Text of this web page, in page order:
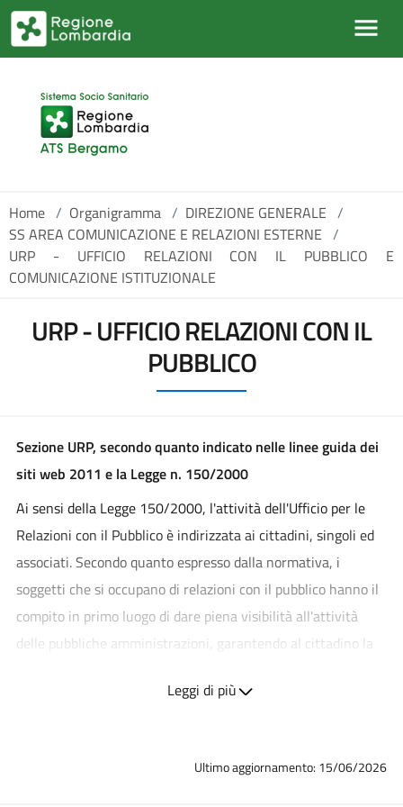
Salta al contenuto principale
Home / Organigramma / DIREZIONE GENERALE /
SS AREA COMUNICAZIONE E RELAZIONI ESTERNE /
URP - UFFICIO RELAZIONI CON IL PUBBLICO E
COMUNICAZIONE ISTITUZIONALE
URP - UFFICIO RELAZIONI CON IL
PUBBLICO
Sezione URP, secondo quanto indicato nelle linee guida dei
siti web 2011 e la Legge n. 150/2000
Ai sensi della Legge 150/2000, l'attività dell'Ufficio per le
Relazioni con il Pubblico è indirizzata ai cittadini, singoli ed
associati. Secondo quanto espresso dalla normativa, i
soggetti che si occupano di relazioni con il pubblico hanno il
compito in primo luogo di dare piena visibilità all'attività
delle pubbliche amministrazioni, garantendo al cittadino la
anche attraverso il coinvolgimento e l'aggiornamento
accesso e di partecipazione previste dalla Legge n. 241/1990
Leggi di più
Ultimo aggiornamento: 15/06/2026